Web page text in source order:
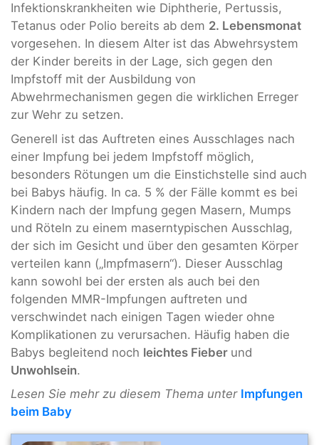
Infektionskrankheiten wie Diphtherie, Pertussis,
Tetanus oder Polio bereits ab dem 2. Lebensmonat
vorgesehen. In diesem Alter ist das Abwehrsystem
der Kinder bereits in der Lage, sich gegen den
Impfstoff mit der Ausbildung von
Abwehrmechanismen gegen die wirklichen Erreger
zur Wehr zu setzen.
Generell ist das Auftreten eines Ausschlages nach
einer Impfung bei jedem Impfstoff möglich,
besonders Rötungen um die Einstichstelle sind auch
bei Babys häufig. In ca. 5 % der Fälle kommt es bei
Kindern nach der Impfung gegen Masern, Mumps
und Röteln zu einem maserntypischen Ausschlag,
der sich im Gesicht und über den gesamten Körper
verteilen kann („Impfmasern“). Dieser Ausschlag
kann sowohl bei der ersten als auch bei den
folgenden MMR-Impfungen auftreten und
verschwindet nach einigen Tagen wieder ohne
Komplikationen zu verursachen. Häufig haben die
Babys begleitend noch leichtes Fieber und
Unwohlsein.
Lesen Sie mehr zu diesem Thema unter Impfungen
beim Baby